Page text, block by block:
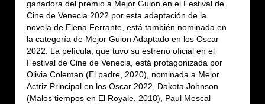
ganadora del premio a Mejor Guion en el Festival de
Cine de Venecia 2022 por esta adaptación de la
novela de Elena Ferrante, está también nominada en
la categoría de Mejor Guion Adaptado en los Oscar
2022. La película, que tuvo su estreno oficial en el
Festival de Cine de Venecia, está protagonizada por
Olivia Coleman (El padre, 2020), nominada a Mejor
Actriz Principal en los Oscar 2022, Dakota Johnson
(Malos tiempos en El Royale, 2018), Paul Mescal